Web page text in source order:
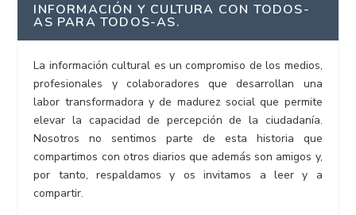
INFORMACIÓN Y CULTURA CON TODOS-
AS PARA TODOS-AS.
La información cultural es un compromiso de los medios,
profesionales y colaboradores que desarrollan una
labor transformadora y de madurez social que permite
elevar la capacidad de percepción de la ciudadanía.
Nosotros no sentimos parte de esta historia que
compartimos con otros diarios que además son amigos y,
por tanto, respaldamos y os invitamos a leer y a
compartir.